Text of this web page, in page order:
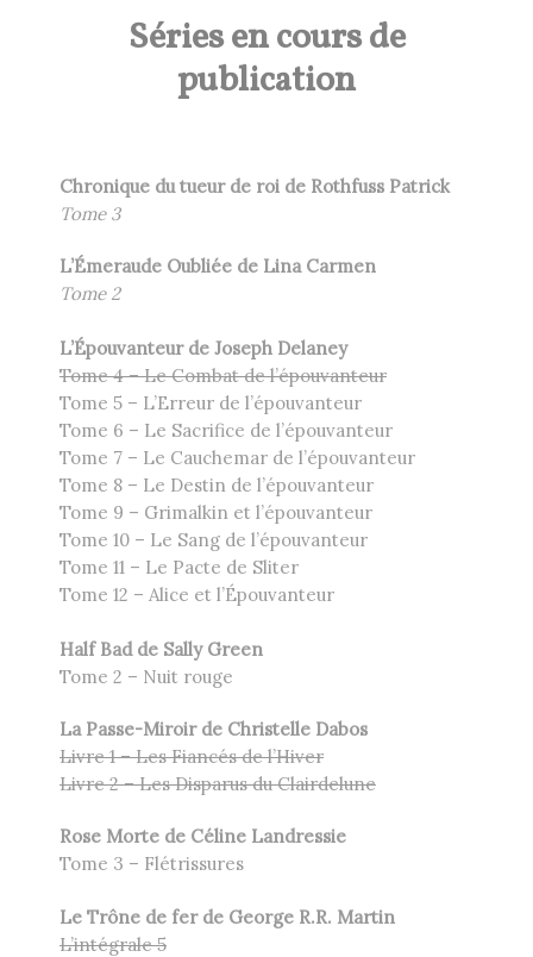
Séries en cours de
publication
Chronique du tueur de roi de Rothfuss Patrick
Tome 3
L’Émeraude Oubliée de Lina Carmen
Tome 2
L’Épouvanteur de Joseph Delaney
Tome 4 – Le Combat de l’épouvanteur
Tome 5 – L’Erreur de l’épouvanteur
Tome 6 – Le Sacrifice de l’épouvanteur
Tome 7 – Le Cauchemar de l’épouvanteur
Tome 8 – Le Destin de l’épouvanteur
Tome 9 – Grimalkin et l’épouvanteur
Tome 10 – Le Sang de l’épouvanteur
Tome 11 – Le Pacte de Sliter
Tome 12 – Alice et l’Épouvanteur
Half Bad de Sally Green
Tome 2 – Nuit rouge
La Passe-Miroir de Christelle Dabos
Livre 1 – Les Fiancés de l’Hiver
Livre 2 – Les Disparus du Clairdelune
Rose Morte de Céline Landressie
Tome 3 – Flétrissures
Le Trône de fer de George R.R. Martin
L’intégrale 5